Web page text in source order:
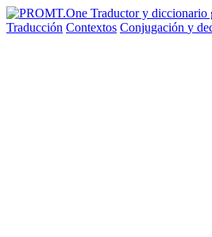
Traducción Contextos Conjugación y